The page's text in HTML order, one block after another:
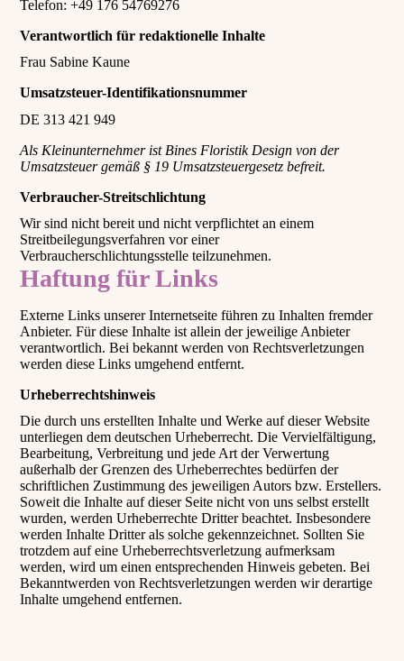
Telefon: +49 176 54769276
Verantwortlich für redaktionelle Inhalte
Frau Sabine Kaune
Umsatzsteuer-Identifikationsnummer
DE 313 421 949
Als Kleinunternehmer ist Bines Floristik Design von der
Umsatzsteuer gemäß § 19 Umsatzsteuergesetz befreit.
Verbraucher-Streitschlichtung
Wir sind nicht bereit und nicht verpflichtet an einem
Streitbeilegungsverfahren vor einer
Verbraucherschlichtungsstelle teilzunehmen.
Haftung für Links
Externe Links unserer Internetseite führen zu Inhalten fremder
Anbieter. Für diese Inhalte ist allein der jeweilige Anbieter
verantwortlich. Bei bekannt werden von Rechtsverletzungen
werden diese Links umgehend entfernt.
Urheberrechtshinweis
Die durch uns erstellten Inhalte und Werke auf dieser Website
unterliegen dem deutschen Urheberrecht. Die Vervielfältigung,
Bearbeitung, Verbreitung und jede Art der Verwertung
außerhalb der Grenzen des Urheberrechtes bedürfen der
schriftlichen Zustimmung des jeweiligen Autors bzw. Erstellers.
Soweit die Inhalte auf dieser Seite nicht von uns selbst erstellt
wurden, werden Urheberrechte Dritter beachtet. Insbesondere
werden Inhalte Dritter als solche gekennzeichnet. Sollten Sie
trotzdem auf eine Urheberrechtsverletzung aufmerksam
werden, wird um einen entsprechenden Hinweis gebeten. Bei
Bekanntwerden von Rechtsverletzungen werden wir derartige
Inhalte umgehend entfernen.